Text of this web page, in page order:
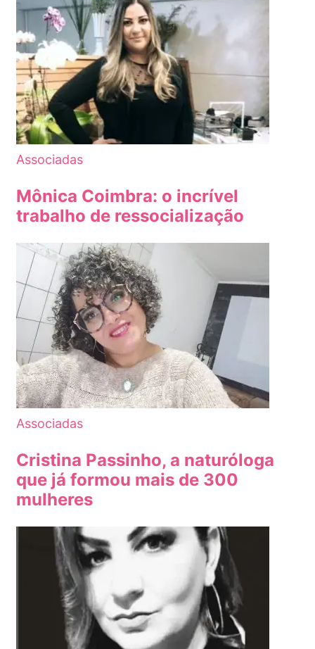
Associadas
Mônica Coimbra: o incrível
trabalho de ressocialização
Associadas
Cristina Passinho, a naturóloga
que já formou mais de 300
mulheres